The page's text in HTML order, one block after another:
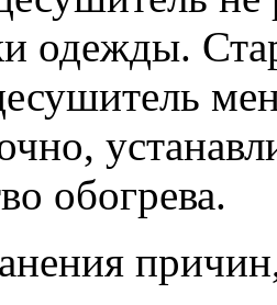
одежды.
обогрева.